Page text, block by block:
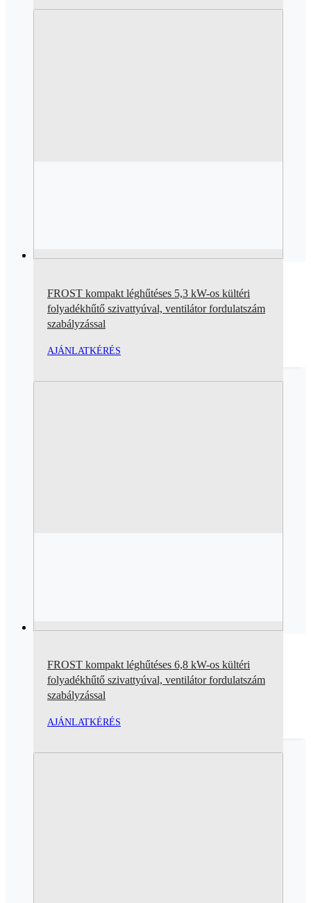
FROST kompakt léghűtéses 5,3 kW-os kültéri
folyadékhűtő szivattyúval, ventilátor fordulatszám
szabályzással
AJÁNLATKÉRÉS
FROST kompakt léghűtéses 6,8 kW-os kültéri
folyadékhűtő szivattyúval, ventilátor fordulatszám
szabályzással
AJÁNLATKÉRÉS